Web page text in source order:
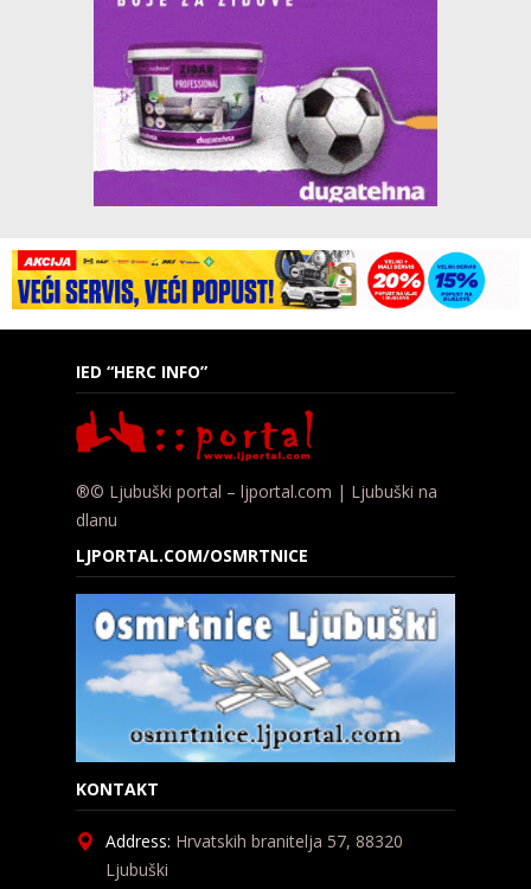
IED “HERC INFO”
®© Ljubuški portal – ljportal.com | Ljubuški na
dlanu
LJPORTAL.COM/OSMRTNICE
KONTAKT
Address: Hrvatskih branitelja 57, 88320
Ljubuški